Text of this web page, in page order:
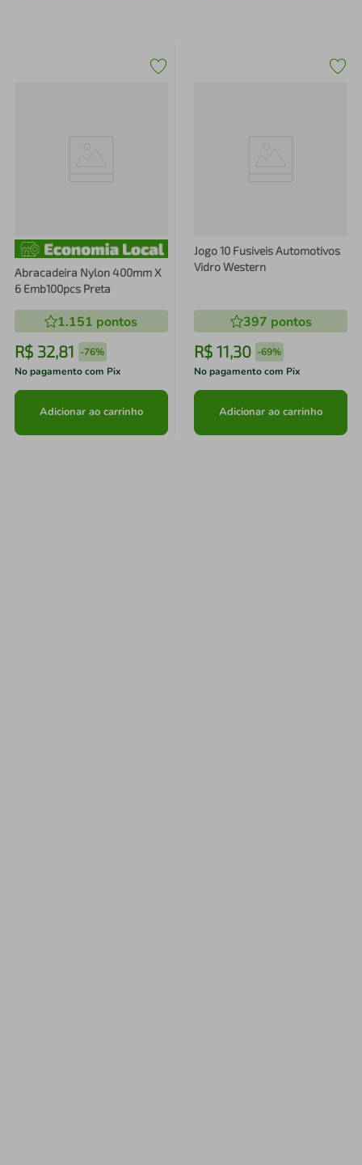
Abracadeira Nylon 400mm X
6 Emb100pcs Preta
1.151 pontos
R$ 32,81 -76%
No pagamento com Pix
Adicionar ao carrinho
Jogo 10 Fusiveis Automotivos
Vidro Western
397 pontos
R$ 11,30 -69%
No pagamento com Pix
Adicionar ao carrinho